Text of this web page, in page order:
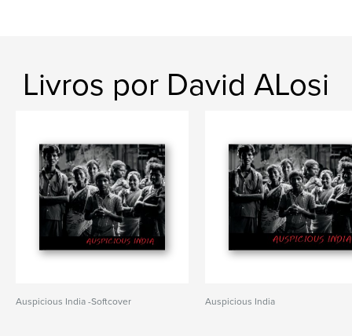
Livros por David ALosi
Auspicious India -Softcover Auspicious India